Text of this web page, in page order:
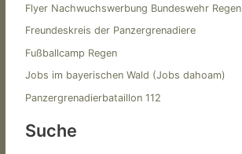
Flyer Nachwuchswerbung Bundeswehr Regen
Freundeskreis der Panzergrenadiere
Fußballcamp Regen
Jobs im bayerischen Wald (Jobs dahoam)
Panzergrenadierbataillon 112
Suche